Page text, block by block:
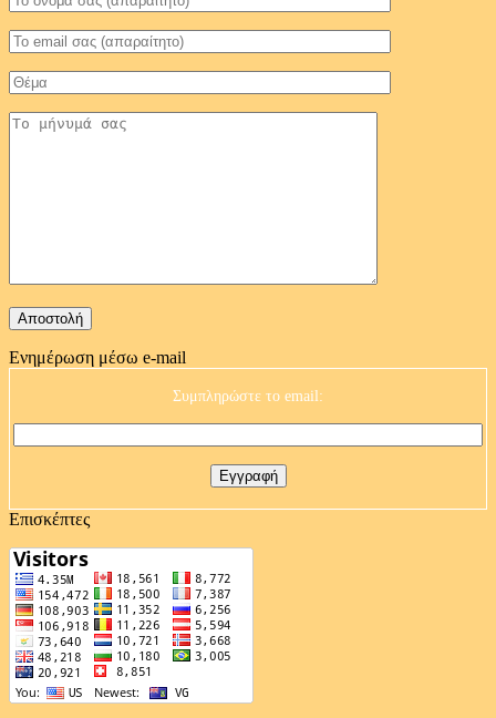
Ενημέρωση μέσω e-mail
Συμπληρώστε το email:
Επισκέπτες